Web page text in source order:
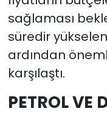
sağlaması
süredir
ardından
karşılaştı.
PETROL VE